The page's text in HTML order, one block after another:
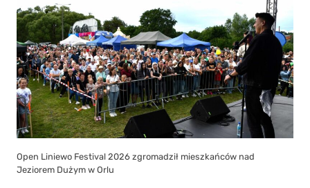
Open Liniewo Festival 2026 zgromadził mieszkańców nad
Jeziorem Dużym w Orlu